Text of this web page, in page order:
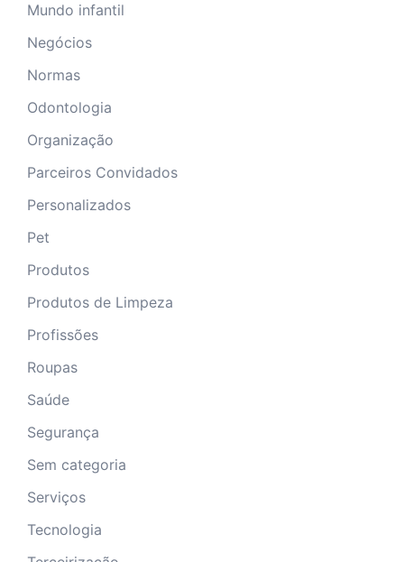
Mundo infantil
Negócios
Normas
Odontologia
Organização
Parceiros Convidados
Personalizados
Pet
Produtos
Produtos de Limpeza
Profissões
Roupas
Saúde
Segurança
Sem categoria
Serviços
Tecnologia